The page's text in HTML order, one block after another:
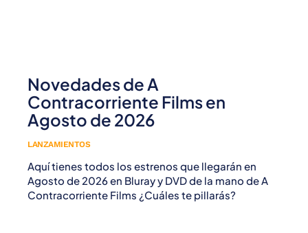
Novedades de A
Contracorriente Films en
Agosto de 2026
LANZAMIENTOS
Aquí tienes todos los estrenos que llegarán en
Agosto de 2026 en Bluray y DVD de la mano de A
Contracorriente Films ¿Cuáles te pillarás?